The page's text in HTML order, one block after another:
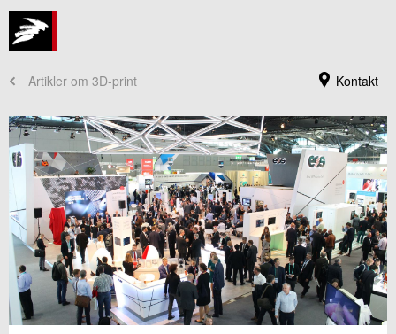
Kontakt
Artikler om 3D-print
Jeg er din kontaktperson